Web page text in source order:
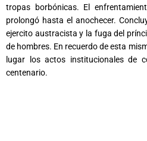
tropas borbónicas. El
prolongó hasta el anochecer.
ejercito austracista y la fuga del
de hombres. En recuerdo de esta
lugar los actos institucionales de
centenario.